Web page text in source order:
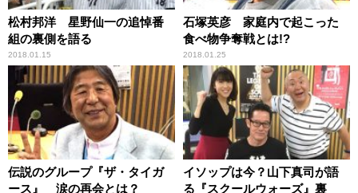
松村邦洋 星野仙一の追悼番
組の裏側を語る
2018.01.15
石塚英彦 家庭内で起こった
食べ物争奪戦とは!?
2018.01.25
伝説のグループ『ザ・タイガ
ース』 涙の再会とは？
イソップは今？山下真司が語
る『スクールウォーズ』裏